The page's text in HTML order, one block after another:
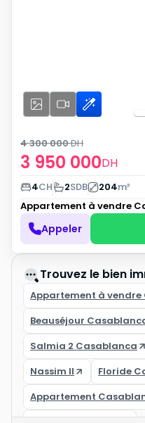
3 950 000DH
4 300 000DH
4CH 2SDB 204m²
Appartement à vendre
Appeler
Trouvez le bien
Appartement à
Beauséjour
Salmia 2 Casablanca
Nassim II
Floride
Appartement